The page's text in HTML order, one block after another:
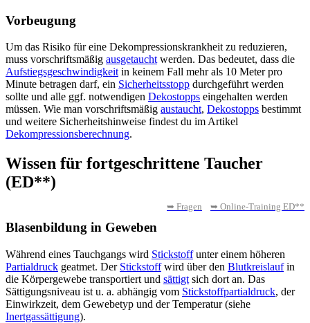
Vorbeugung
Um das Risiko für eine Dekompressionskrankheit zu reduzieren,
muss vorschriftsmäßig ausgetaucht werden. Das bedeutet, dass die
Aufstiegsgeschwindigkeit in keinem Fall mehr als 10 Meter pro
Minute betragen darf, ein Sicherheitsstopp durchgeführt werden
sollte und alle ggf. notwendigen Dekostopps eingehalten werden
müssen. Wie man vorschriftsmäßig austaucht, Dekostopps bestimmt
und weitere Sicherheitshinweise findest du im Artikel
Dekompressionsberechnung.
Wissen für fortgeschrittene Taucher
(ED**)
➥ Fragen ➥ Online-Training ED**
Blasenbildung in Geweben
Während eines Tauchgangs wird Stickstoffunter einem höheren
Partialdruck geatmet. Der Stickstoffwird über den Blutkreislaufin
die Körpergewebe transportiert und sättigt sich dort an. Das
Sättigungsniveau ist u. a. abhängig vom Stickstoffpartialdruck, der
Einwirkzeit, dem Gewebetyp und der Temperatur (siehe
Inertgassättigung).